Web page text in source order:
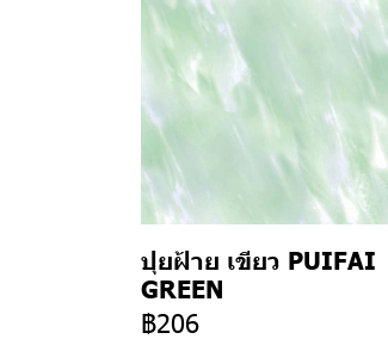
ปุยฝ้าย เขียว PUIFAI
GREEN
฿206